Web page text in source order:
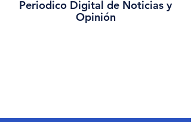
Periodico Digital de Noticias y
Opinión